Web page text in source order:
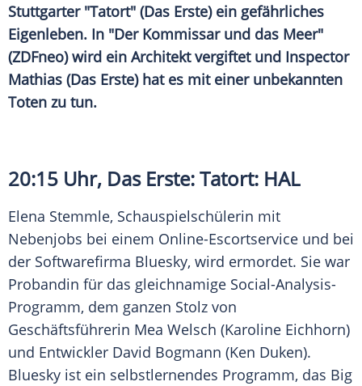
Stuttgarter "Tatort" (Das Erste) ein gefährliches
Eigenleben. In "Der Kommissar und das Meer"
(ZDFneo) wird ein Architekt vergiftet und Inspector
Mathias (Das Erste) hat es mit einer unbekannten
Toten zu tun.
20:15 Uhr, Das Erste:Tatort: HAL
Elena Stemmle, Schauspielschülerin mit
Nebenjobs bei einem Online-Escortservice und bei
der Softwarefirma Bluesky, wird ermordet. Sie war
Probandin für das gleichnamige Social-Analysis-
Programm, dem ganzen Stolz von
Geschäftsführerin Mea Welsch (Karoline Eichhorn)
und Entwickler David Bogmann (Ken Duken).
Bluesky ist ein selbstlernendes Programm, das Big